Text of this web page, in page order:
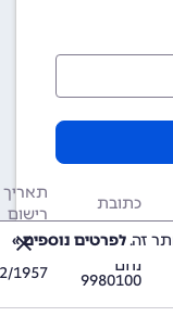
כתובת
תאריך
רישום
נחם
9980100
1957
לפרטים נוספים »